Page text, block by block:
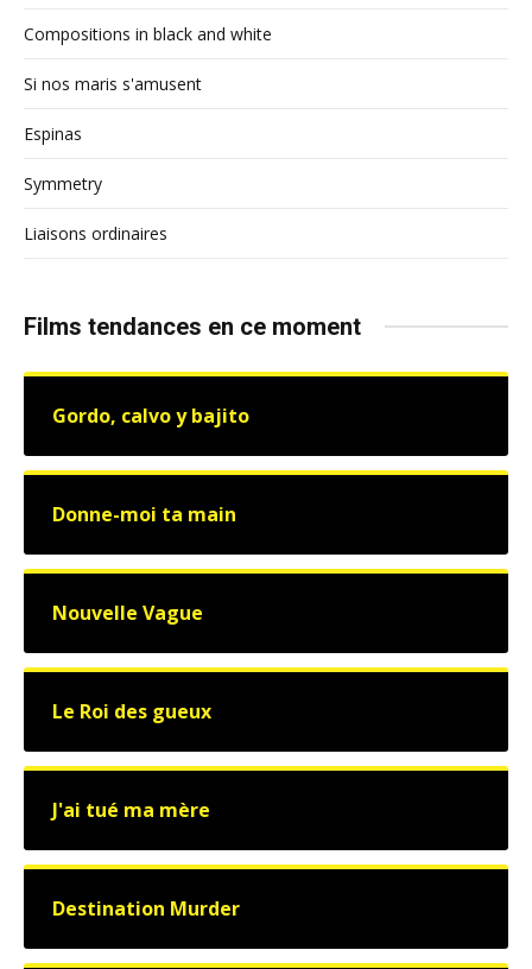
Compositions in black and white
Si nos maris s'amusent
Espinas
Symmetry
Liaisons ordinaires
Films tendances en ce moment
Gordo, calvo y bajito
Donne-moi ta main
Nouvelle Vague
Le Roi des gueux
J'ai tué ma mère
Destination Murder